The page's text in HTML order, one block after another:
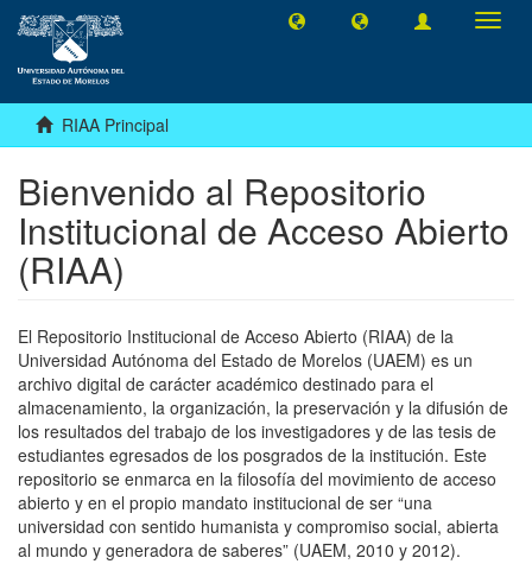
RIAA Principal
Bienvenido al Repositorio
Institucional de Acceso Abierto
(RIAA)
El Repositorio Institucional de Acceso Abierto (RIAA) de la
Universidad Autónoma del Estado de Morelos (UAEM) es un
archivo digital de carácter académico destinado para el
almacenamiento, la organización, la preservación y la difusión de
los resultados del trabajo de los investigadores y de las tesis de
estudiantes egresados de los posgrados de la institución. Este
repositorio se enmarca en la filosofía del movimiento de acceso
abierto y en el propio mandato institucional de ser “una
universidad con sentido humanista y compromiso social, abierta
al mundo y generadora de saberes” (UAEM, 2010 y 2012).